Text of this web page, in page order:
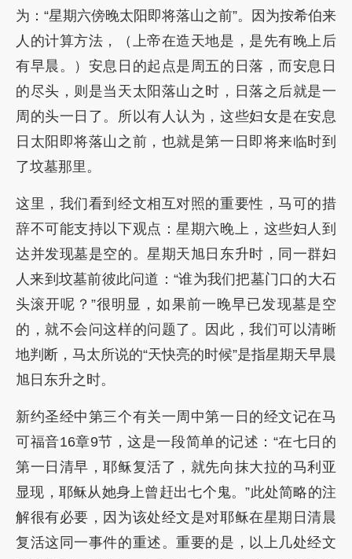
为：“星期六傍晚太阳即将落山之前”。因为按希伯来
人的计算方法，（上帝在造天地是，是先有晚上后
有早晨。）安息日的起点是周五的日落，而安息日
的尽头，则是当天太阳落山之时，日落之后就是一
周的头一日了。所以有人认为，这些妇女是在安息
日太阳即将落山之前，也就是第一日即将来临时到
了坟墓那里。
这里，我们看到经文相互对照的重要性，马可的措
辞不可能支持以下观点：星期六晚上，这些妇人到
达并发现墓是空的。星期天旭日东升时，同一群妇
人来到坟墓前彼此问道：“谁为我们把墓门口的大石
头滚开呢？”很明显，如果前一晚早已发现墓是空
的，就不会问这样的问题了。因此，我们可以清晰
地判断，马太所说的“天快亮的时候”是指星期天早晨
旭日东升之时。
新约圣经中第三个有关一周中第一日的经文记在马
可福音16章9节，这是一段简单的记述：“在七日的
第一日清早，耶稣复活了，就先向抹大拉的马利亚
显现，耶稣从她身上曾赶出七个鬼。”此处简略的注
解很有必要，因为该处经文是对耶稣在星期日清晨
复活这同一事件的重述。重要的是，以上几处经文